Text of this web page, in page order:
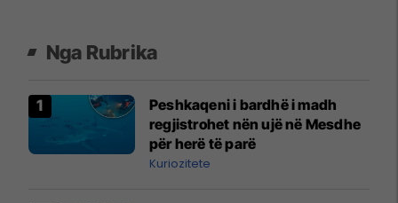
Nga Rubrika
Peshkaqeni i bardhë i madh
regjistrohet nën ujë në Mesdhe
për herë të parë
Kuriozitete